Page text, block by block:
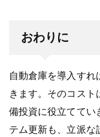
おわりに
自動倉庫を導入すれ
きます。そのコスト
備投資に役立ててい
テム更新も、立派な